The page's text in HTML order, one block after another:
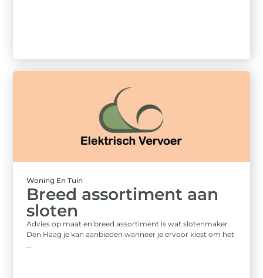
Woning En Tuin
Breed assortiment aan
sloten
Advies op maat en breed assortiment is wat slotenmaker
Den Haag je kan aanbieden wanneer je ervoor kiest om het